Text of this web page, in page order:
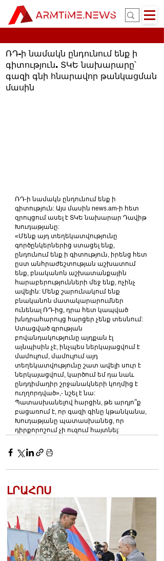
ՌԴ-ի նամակն ընդունում ենք ի
գիտություն. ՏԿԵ նախարարը՝
գազի գնի հնարավոր թանկացման
մասին
ՌԴ-ի նամակն ընդունում ենք ի
գիտություն: Այս մասին news.am-ի հետ
զրույցում ասել է ՏԿԵ նախարար Դավիթ
Խուդաթյանը:
«Մենք այդ տեղեկատվությունը
գործընկերներից ստացել ենք,
ընդունում ենք ի գիտություն, իրենց հետ
ըստ անհրաժեշտության աշխատում
ենք, բնականոն աշխատանքային
հարաբերությունների մեջ ենք, ոչինչ
ավելին: Մենք շարունակում ենք
բնականոն մատակարարումներ
ունենալ ՌԴ-ից, դրա հետ կապված
խնդրահարույց հարցեր չենք տեսնում:
Ստացված գրության
բովանդակությունը այդքան էլ
այնպիսին չէ, ինչպես ներկայացվում է
մամուլում, մամուլում այդ
տեղեկատվությունը շատ ավելի սուր է
ներկայացվում, կարծում եմ դա նաև
ընդդիմադիր շրջանակների կողմից է
ուղղորդված»,- նշել է նա:
Պատասխանելով հարցին, թե արդյո՞ք
բացառում է, որ գազի գինը կթանկանա,
Խուդաթյանը պատասխանեց, որ
դիրքորոշում չի ուզում հայտնել:
ԼՐԱՀՈՍ